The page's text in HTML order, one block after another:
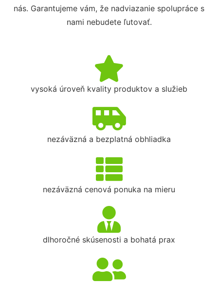
nás. Garantujeme vám, že nadviazanie spolupráce s
nami nebudete ľutovať.
vysoká úroveň kvality produktov a služieb
nezáväzná a bezplatná obhliadka
nezáväzná cenová ponuka na mieru
dlhoročné skúsenosti a bohatá prax